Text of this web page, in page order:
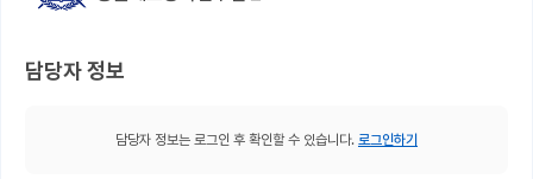
담당자 정보
담당자 정보는 로그인 후 확인할 수 있습니다. 로그인하기